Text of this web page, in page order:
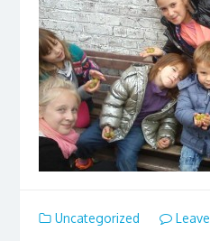
Uncategorized